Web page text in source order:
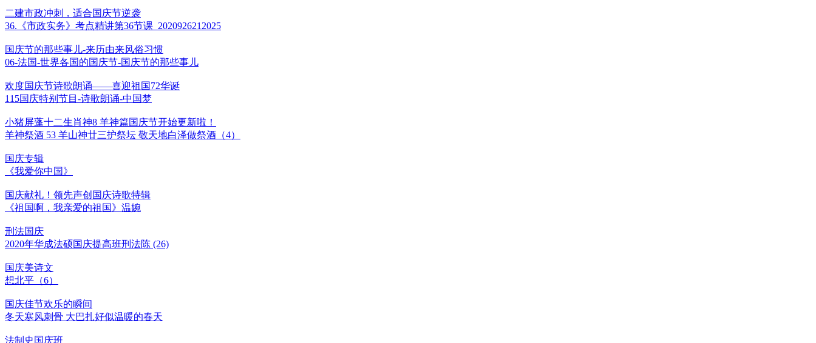
二建市政冲刺，适合国庆节逆袭
36.《市政实务》考点精讲第36节课_2020926212025
国庆节的那些事儿-来历由来风俗习惯
06-法国-世界各国的国庆节-国庆节的那些事儿
欢度国庆节诗歌朗诵——喜迎祖国72华诞
115国庆特别节目-诗歌朗诵-中国梦
小猪屏蓬十二生肖神8 羊神篇国庆节开始更新啦！
羊神祭酒 53 羊山神廿三护祭坛 敬天地白泽做祭酒（4）
国庆专辑
《我爱你中国》
国庆献礼！领先声创国庆诗歌特辑
《祖国啊，我亲爱的祖国》温婉
刑法国庆
2020年华成法硕国庆提高班刑法陈 (26)
国庆美诗文
想北平（6）
国庆佳节欢乐的瞬间
冬天寒风刺骨 大巴扎好似温暖的春天
法制史国庆班